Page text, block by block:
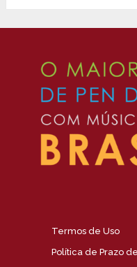
Termos de Uso
Política de Prazo